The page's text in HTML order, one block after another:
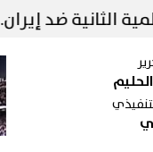
ضد إيران.. لكن